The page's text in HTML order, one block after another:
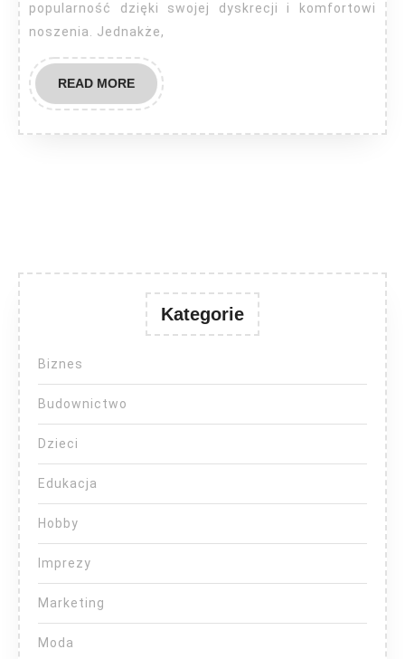
popularność dzięki swojej dyskrecji i komfortowi
noszenia. Jednakże,
READ MOREREAD
MORE
Kategorie
Biznes
Budownictwo
Dzieci
Edukacja
Hobby
Imprezy
Marketing
Moda